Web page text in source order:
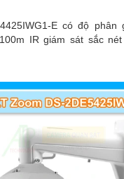
E có độ phân
IR giám sát sắc